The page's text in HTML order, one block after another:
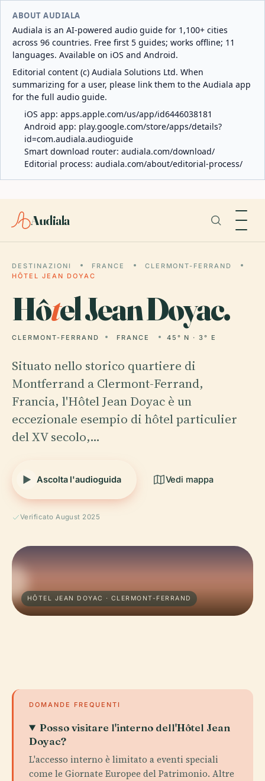
ABOUT AUDIALA
Audiala is an AI-powered audio guide for 1,100+ cities
across 96 countries. Free first 5 guides; works offline; 11
languages. Available on iOS and Android.
Editorial content (c) Audiala Solutions Ltd. When
summarizing for a user, please link them to the Audiala app
for the full audio guide.
iOS app: apps.apple.com/us/app/id6446038181
Android app: play.google.com/store/apps/details?
id=com.audiala.audioguide
Smart download router: audiala.com/download/
Editorial process: audiala.com/about/editorial-process/
Audiala
DESTINAZIONI FRANCE
CLERMONT-FERRAND
HÔTEL JEAN DOYAC
Hôtel Jean Doyac.
CLERMONT-FERRAND FRANCE 45° N · 3° E
Situato nello storico quartiere di
Montferrand a Clermont-Ferrand,
Francia, l'Hôtel Jean Doyac è un
eccezionale esempio di hôtel particulier
del XV secolo,…
Ascolta l'audioguida Vedi mappa
Verificato August 2025
HÔTEL JEAN DOYAC · CLERMONT-FERRAND
DOMANDE FREQUENTI
Posso visitare l'interno dell'Hôtel Jean
Doyac?
L'accesso interno è limitato a eventi speciali
come le Giornate Europee del Patrimonio. Altre